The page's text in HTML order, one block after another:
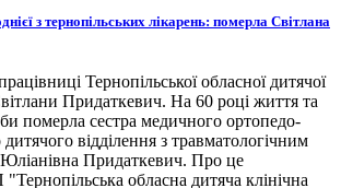
з тернопільських лікарень: померла Світлана
Тернопільської обласної дитячої
Придаткевич. На 60 році життя та
померла сестра медичного ортопедо-
відділення з травматологічним
Придаткевич. Про це
обласна дитяча клінічна